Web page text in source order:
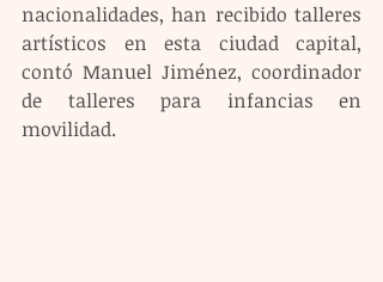
nacionalidades, han recibido talleres
artísticos en esta ciudad capital,
contó Manuel Jiménez, coordinador
de talleres para infancias en
movilidad.